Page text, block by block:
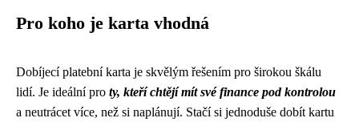
Pro koho je karta vhodná
Dobíjecí platební karta je skvělým řešením pro širokou škálu
lidí. Je ideální pro ty, kteří chtějí mít své finance pod kontrolou
a neutrácet více, než si naplánují. Stačí si jednoduše dobít kartu